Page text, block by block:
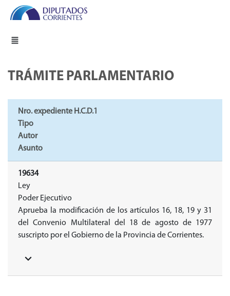
TRÁMITE PARLAMENTARIO
Nro. expediente H.C.D.1
Tipo
Autor
Asunto
19634
Ley
Poder Ejecutivo
Aprueba la modificación de los artículos 16, 18, 19 y 31
del Convenio Multilateral del 18 de agosto de 1977
suscripto por el Gobierno de la Provincia de Corrientes.